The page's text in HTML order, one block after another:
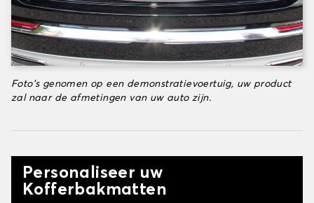
Foto's genomen op een demonstratievoertuig, uw product
zal naar de afmetingen van uw auto zijn.
Personaliseer uw
Kofferbakmatten